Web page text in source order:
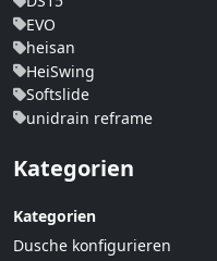
EVO
heisan
HeiSwing
Softslide
unidrain reframe
Kategorien
Kategorien
Dusche konfigurieren